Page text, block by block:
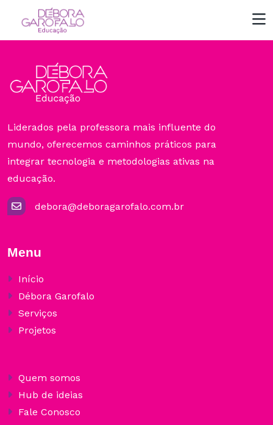
Liderados pela professora mais influente do
mundo, oferecemos caminhos práticos para
integrar tecnologia e metodologias ativas na
educação.
debora@deboragarofalo.com.br
Menu
Início
Débora Garofalo
Serviços
Projetos
Quem somos
Hub de ideias
Fale Conosco